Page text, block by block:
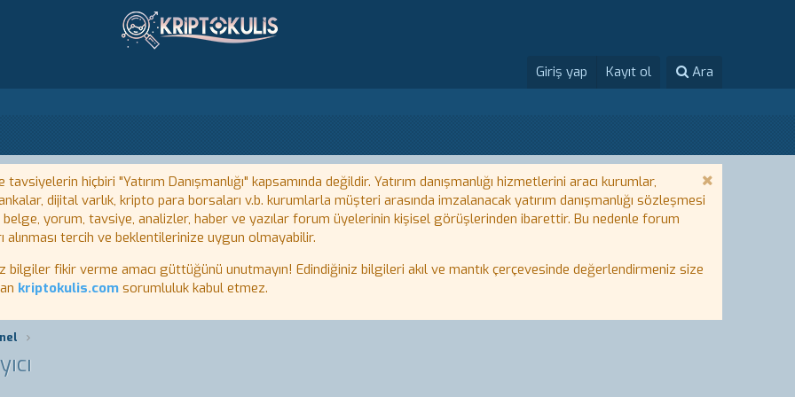
Giriş yap Kayıt ol Ara
hiçbiri "Yatırım Danışmanlığı" kapsamında değildir. Yatırım danışmanlığı hizmetlerini aracı kurumlar,
dijital varlık, kripto para borsaları v.b. kurumlarla müşteri arasında imzalanacak yatırım danışmanlığı sözleşmesi
yorum, tavsiye, analizler, haber ve yazılar forum üyelerinin kişisel görüşlerinden ibarettir. Bu nedenle forum
tercih ve beklentilerinize uygun olmayabilir.
fikir verme amacı güttüğünü unutmayın! Edindiğiniz bilgileri akıl ve mantık çerçevesinde değerlendirmeniz size
kriptokulis.com sorumluluk kabul etmez.